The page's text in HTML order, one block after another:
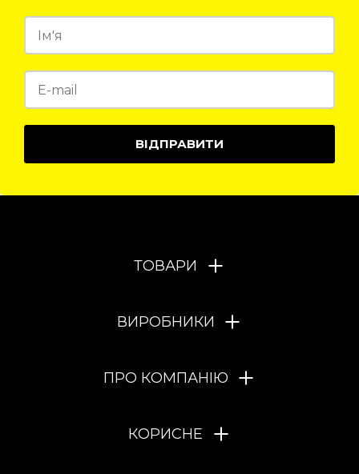
ВІДПРАВИТИ
ТОВАРИ
ВИРОБНИКИ
ПРО КОМПАНІЮ
КОРИСНЕ